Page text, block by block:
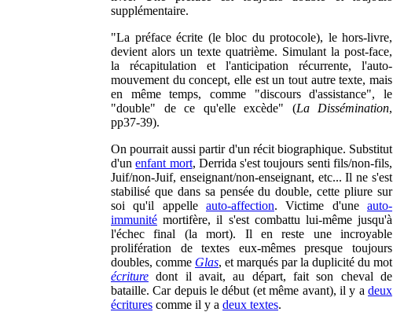
supplémentaire.
"La préface écrite (le bloc du protocole), le hors-livre,
devient alors un texte quatrième. Simulant la post-face,
la récapitulation et l'anticipation récurrente, l'auto-
mouvement du concept, elle est un tout autre texte, mais
en même temps, comme "discours d'assistance", le
"double" de ce qu'elle excède" (La Dissémination,
pp37-39).
On pourrait aussi partir d'un récit biographique. Substitut
d'unenfant mort, Derrida s'est toujours senti fils/non-fils,
Juif/non-Juif, enseignant/non-enseignant, etc... Il ne s'est
stabilisé que dans sa pensée du double, cette pliure sur
soi qu'il appelle auto-affection. Victime d'une auto-
immunité mortifère, il s'est combattu lui-même jusqu'à
l'échec final (la mort). Il en reste une incroyable
prolifération de textes eux-mêmes presque toujours
doubles, comme Glas, et marqués par la duplicité du mot
écriture dont il avait, au départ, fait son cheval de
bataille. Car depuis le début (et même avant), il y a deux
écritures comme il y a deux textes.